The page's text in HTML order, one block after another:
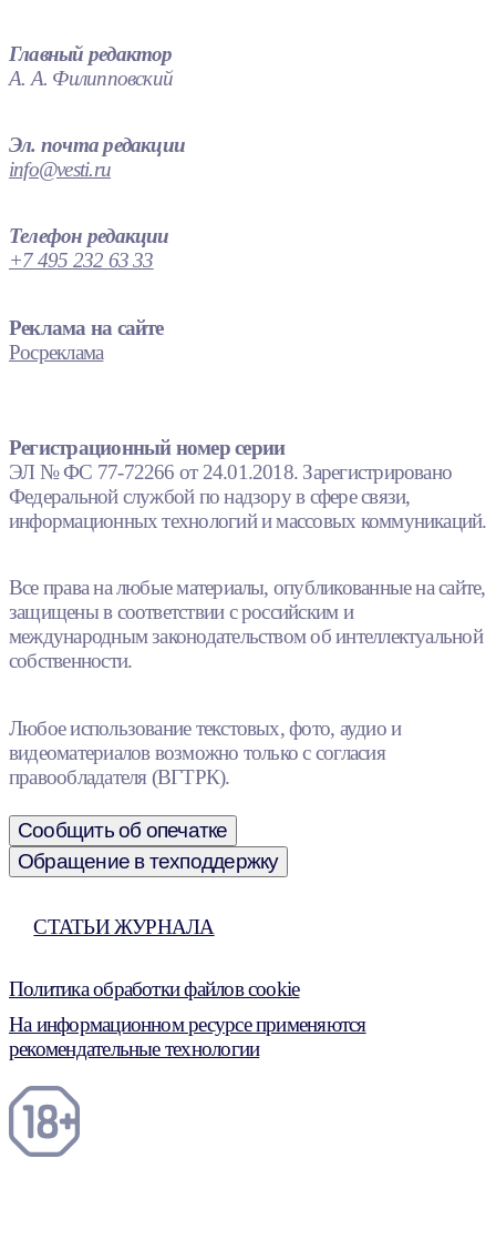
Главный редактор
А. А. Филипповский
Эл. почта редакции
info@vesti.ru
Телефон редакции
+7 495 232 63 33
Реклама на сайте
Росреклама
Регистрационный номер серии
ЭЛ № ФС 77-72266 от 24.01.2018. Зарегистрировано
Федеральной службой по надзору в сфере связи,
информационных технологий и массовых коммуникаций.
Все права на любые материалы, опубликованные на сайте,
защищены в соответствии с российским и
международным законодательством об интеллектуальной
собственности.
Любое использование текстовых, фото, аудио и
видеоматериалов возможно только с согласия
правообладателя (ВГТРК).
Сообщить об опечатке
Обращение в техподдержку
СТАТЬИ ЖУРНАЛА
Политика обработки файлов cookie
На информационном ресурсе применяются
рекомендательные технологии